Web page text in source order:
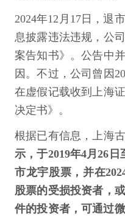
2024年12月17日，退
息披露违法违规，公
案告知书》。公告中
因。不过，公司曾因
在虚假记载收到上海
决定书》。
根据已有信息，上海
示，于2019年4月26
市龙宇股票，并在
股票的受损投资者，
件的投资者，可通过